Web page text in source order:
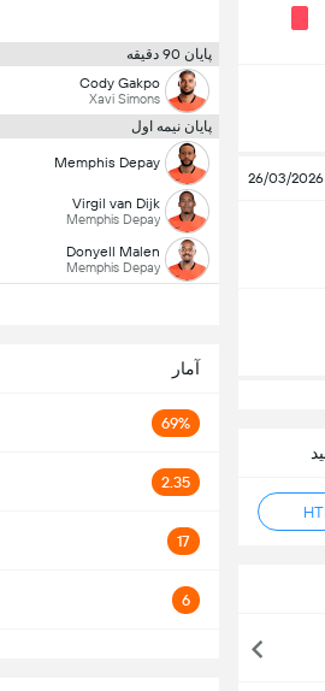
26/03/2026
پایان 90 دقیقه
Cody Gakpo
Xavi Simons
پایان نیمه اول
Memphis Depay
Virgil van Dijk
Memphis Depay
Donyell Malen
Memphis Depay
آمار
69%
2.35
17
6